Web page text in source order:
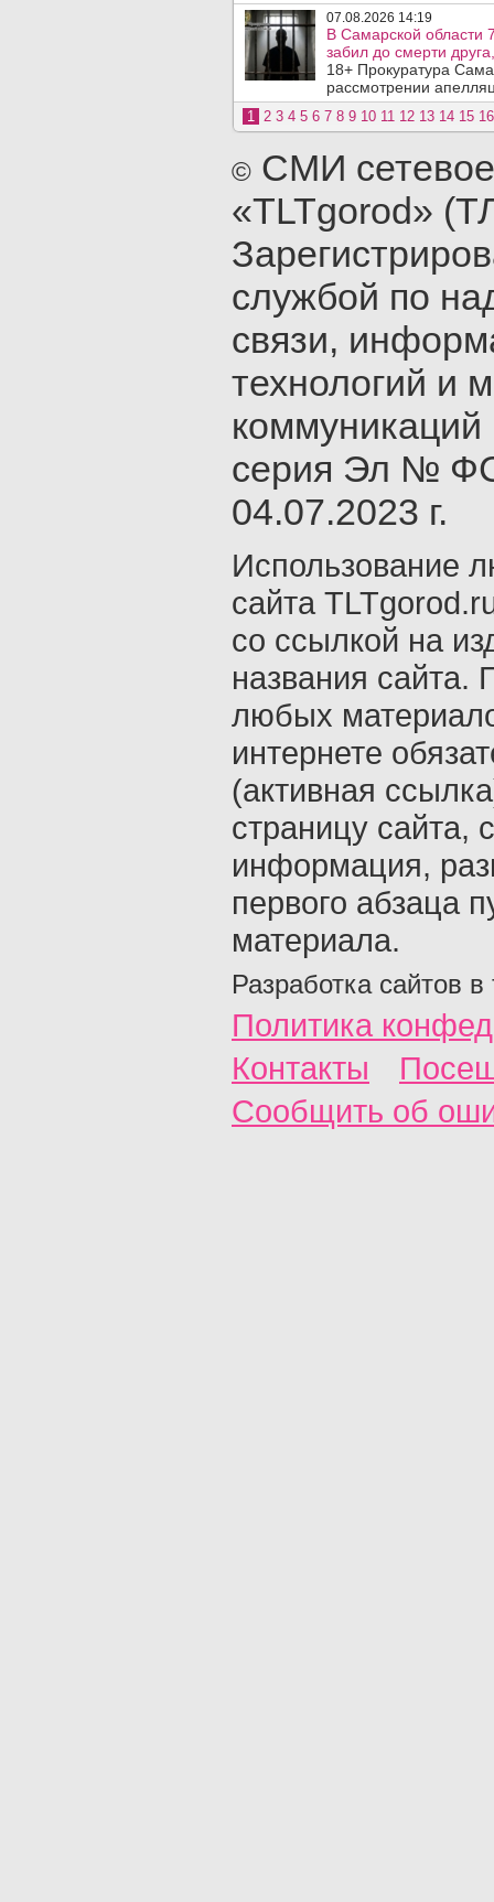
07.08.2026 14:19
В Самарской области
забил до смерти
18+ Прокуратура
рассмотрении
1 2 3 4 5 6 7 8 9 10 11 12 13 14 15 16
© СМИ
«TLTgorod»
службой по
связи,
технологий и
серия Эл №
04.07.2023 г.
Использование
сайта
со ссылкой на
названия сайта.
любых
интернете
(активная
страницу сайта,
информация,
первого абзаца
материала.
Разработка сайтов в
Политика
Контакты
Сообщить об